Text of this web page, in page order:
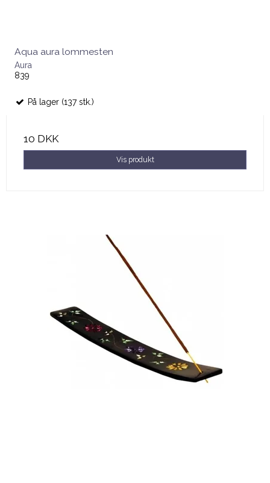
Aqua aura lommesten
Aura
839
På lager (137 stk.)
10 DKK
Vis produkt